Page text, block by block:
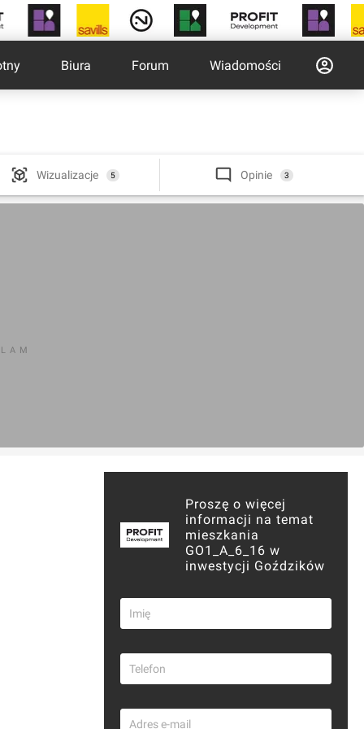
Biura Forum Wiadomości
Wizualizacje 5 Opinie 3
Proszę o więcej
informacji na temat
mieszkania
GO1_A_6_16 w
inwestycji Goździków